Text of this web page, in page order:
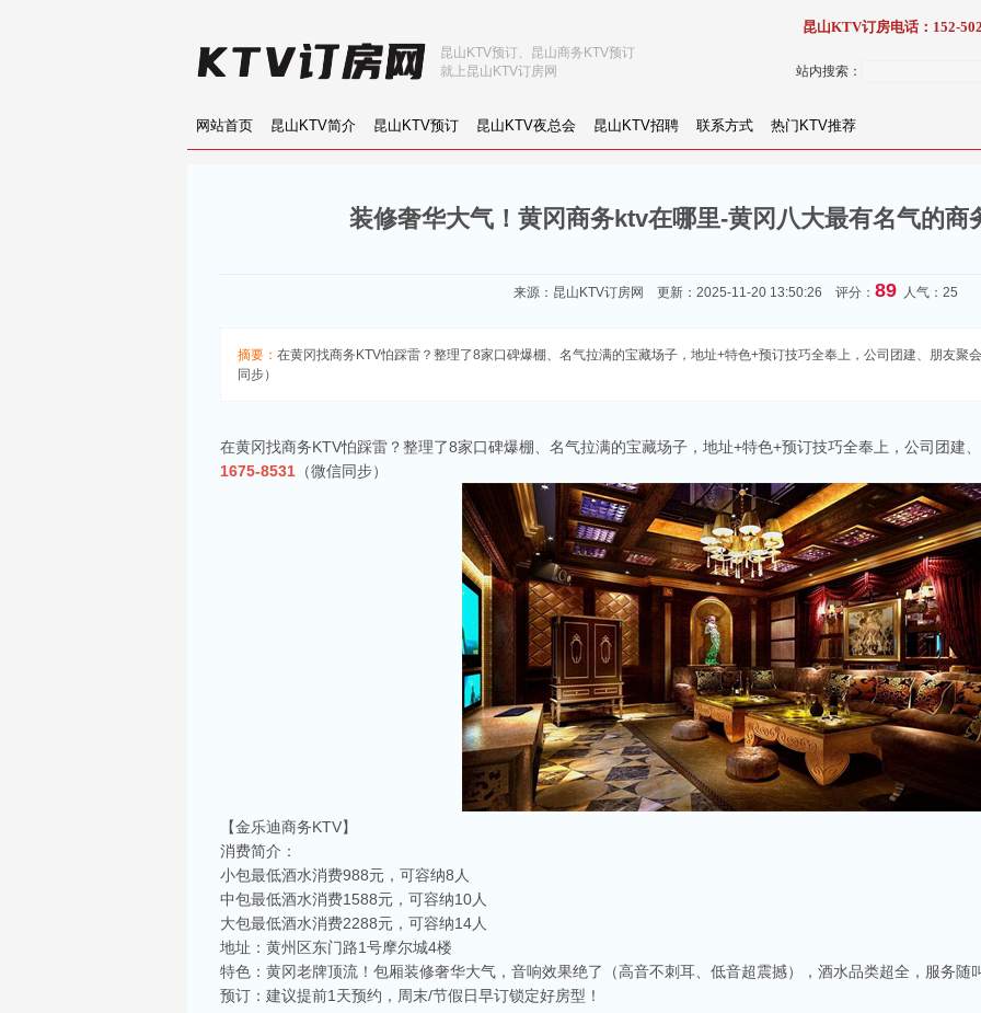
站内搜索：
网站首页 昆山KTV简介 昆山KTV预订 昆山KTV夜总会 昆山KTV招聘 联系方式 热门KTV推荐
昆山KTV预订、昆山商务KTV预订
就上昆山KTV订房网
昆山KTV订房电话：152-
装修奢华大气！黄冈商务ktv在哪里-黄冈八大最有名气的商
来源： 昆山KTV订房网 更新：2025-11-20 13:50:26 评分： 89 人气：25
摘要： 在黄冈找商务KTV怕踩雷？整理了8家口碑爆棚、名气拉满的宝藏场子，地址+特色+预订技巧全奉上，公司团建、朋友聚
同步）
在黄冈找商务KTV怕踩雷？整理了8家口碑爆棚、名气拉满的宝藏场子，地址+特色+预订技巧全奉上，公司团建
1675-8531 （微信同步）
【金乐迪商务KTV】
消费简介：
小包最低酒水消费988元，可容纳8人
中包最低酒水消费1588元，可容纳10人
大包最低酒水消费2288元，可容纳14人
地址：黄州区东门路1号摩尔城4楼
特色：黄冈老牌顶流！包厢装修奢华大气，音响效果绝了（高音不刺耳、低音超震撼），酒水品类超全，服务随
预订：建议提前1天预约，周末/节假日早订锁定好房型！